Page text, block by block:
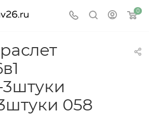
0
3штуки
058